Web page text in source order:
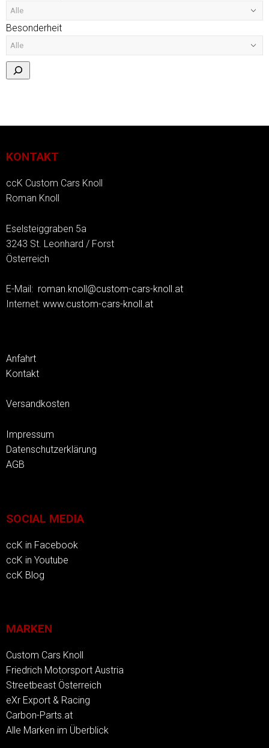
Besonderheit
KONTAKT
ccK Custom Cars Knoll
Roman Knoll
Eselsteiggraben 5a
3243 St. Leonhard / Forst
Österreich
E-Mail: roman.knoll@custom-cars-knoll.at
Internet: www.custom-cars-knoll.at
Anfahrt
Kontakt
Versandkosten
Impressum
Datenschutzerklärung
AGB
SOCIAL MEDIA
ccK in Facebook
ccK in Youtube
ccK Blog
MARKEN
Custom Cars Knoll
Friedrich Motorsport Austria
Streetbeast Österreich
eXr Export & Racing
Carbon-Parts.at
Alle Marken im Überblick